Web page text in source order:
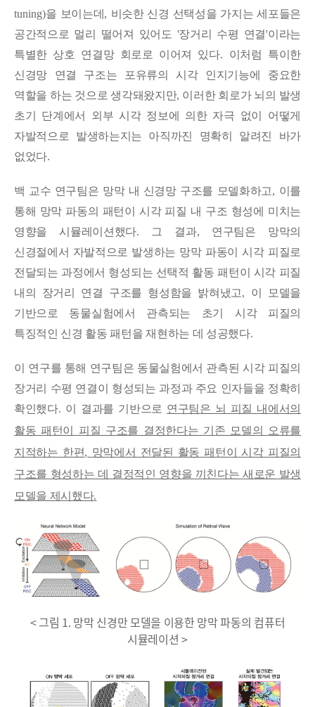
tuning)을 보이는데 , 비슷한 신경 선택성을 가지는 세포들은
공간적으로 멀리 떨어져 있어도 '장거리 수평 연결'이라는
특별한 상호 연결망 회로로 이어져 있다. 이처럼 특이한
신경망 연결 구조는 포유류의 시각 인지기능에 중요한
역할을 하는 것으로 생각돼왔지만, 이러한 회로가 뇌의 발생
초기 단계에서 외부 시각 정보에 의한 자극 없이 어떻게
자발적으로 발생하는지는 아직까진 명확히 알려진 바가
없었다.
백 교수 연구팀은 망막 내 신경망 구조를 모델화하고, 이를
통해 망막 파동의 패턴이 시각 피질 내 구조 형성에 미치는
영향을 시뮬레이션했다. 그 결과, 연구팀은 망막의
신경절에서 자발적으로 발생하는 망막 파동이 시각 피질로
전달되는 과정에서 형성되는 선택적 활동 패턴이 시각 피질
내의 장거리 연결 구조를 형성함을 밝혀냈고, 이 모델을
기반으로 동물실험에서 관측되는 초기 시각 피질의
특징적인 신경 활동 패턴을 재현하는 데 성공했다.
이 연구를 통해 연구팀은 동물실험에서 관측된 시각 피질의
장거리 수평 연결이 형성되는 과정과 주요 인자들을 정확히
확인했다. 이 결과를 기반으로 연구팀은 뇌 피질 내에서의
활동 패턴이 피질 구조를 결정한다는 기존 모델의 오류를
지적하는 한편, 망막에서 전달된 활동 패턴이 시각 피질의
구조를 형성하는 데 결정적인 영향을 끼친다는 새로운 발생
모델을 제시했다.
< 그림 1. 망막 신경만 모델을 이용한 망막 파동의 컴퓨터
시뮬레이션 >